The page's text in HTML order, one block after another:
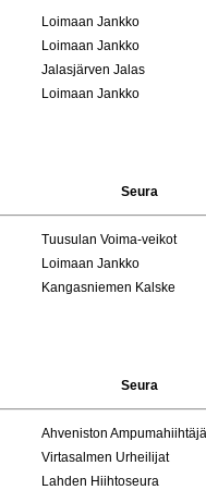
Loimaan Jankko
Loimaan Jankko
Jalasjärven Jalas
Loimaan Jankko
Seura
Tuusulan Voima-veikot
Loimaan Jankko
Kangasniemen Kalske
Seura
Ahveniston Ampumahiihtäjä
Virtasalmen Urheilijat
Lahden Hiihtoseura